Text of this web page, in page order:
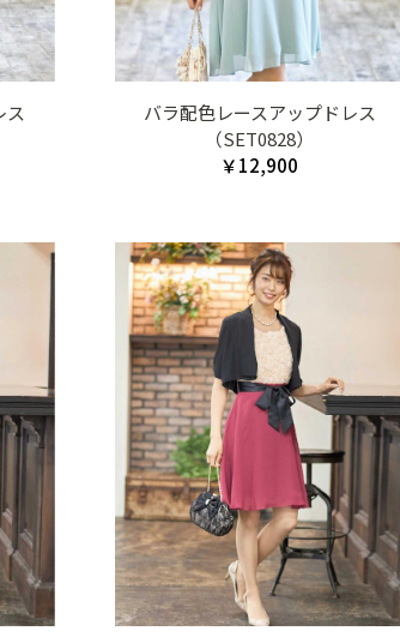
ス
バラ配色レースアップドレス
（SET0828）
￥12,900